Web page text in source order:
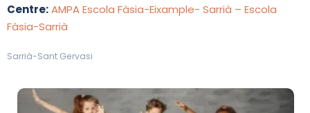
Centre:AMPA Escola Fàsia-Eixample- Sarrià – Escola
Fàsia-Sarrià
Sarrià-Sant Gervasi